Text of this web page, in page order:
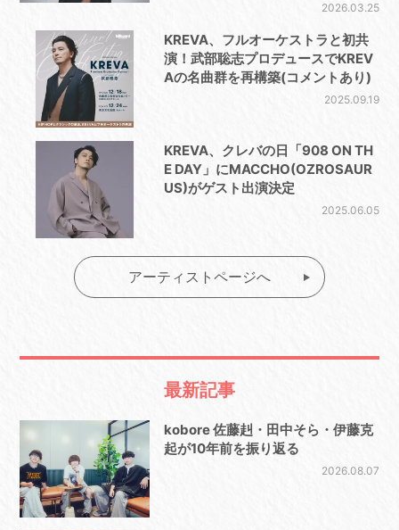
2026.03.25
KREVA、フルオーケストラと初共
演！武部聡志プロデュースでKREV
Aの名曲群を再構築(コメントあり)
2025.09.19
KREVA、クレバの日「908 ON TH
E DAY」にMACCHO(OZROSAUR
US)がゲスト出演決定
2025.06.05
アーティストページへ
最新記事
kobore 佐藤赳・田中そら・伊藤克
起が10年前を振り返る
2026.08.07